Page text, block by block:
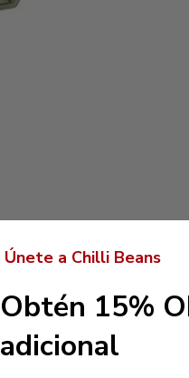
Únete a Chilli Beans
Obtén 15%
adicional